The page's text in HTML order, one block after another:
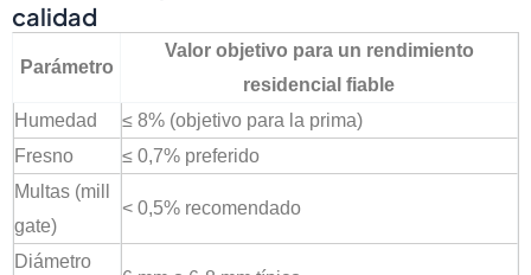
calidad
Parámetro
Valor objetivo para un rendimiento
residencial fiable
Humedad
≤ 8% (objetivo para la prima)
Fresno
≤ 0,7% preferido
Multas (mill
gate)
< 0,5% recomendado
Diámetro